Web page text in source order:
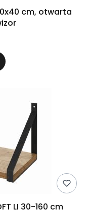
cm, otwarta
LI 30-160 cm